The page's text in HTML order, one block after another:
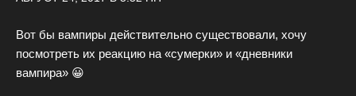
Вот бы вампиры действительно существовали, хочу
посмотреть их реакцию на «сумерки» и «дневники
вампира» 😀